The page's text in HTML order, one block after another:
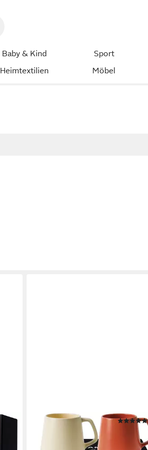
Baby & Kind Sport
Heimtextilien Möbel
MIAMIO
Tasse Luxe Kaffeebecher 420 ml